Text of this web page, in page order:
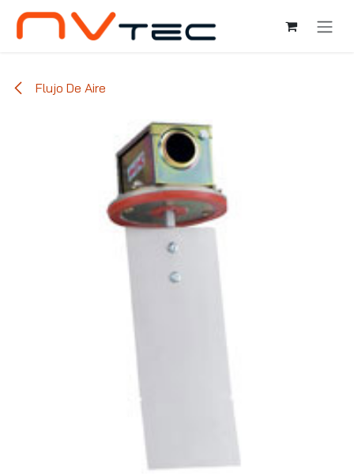
Ir al contenido
Flujo De Aire